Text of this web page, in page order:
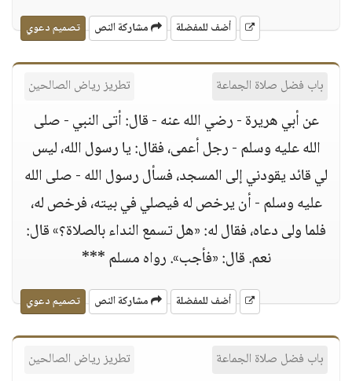
أضف للمفضلة مشاركة النص تصميم دعوي
باب فضل صلاة الجماعة تطريز رياض الصالحين
عن أبي هريرة - رضي الله عنه - قال: أتى النبي - صلى
الله عليه وسلم - رجل أعمى، فقال: يا رسول الله، ليس
لي قائد يقودني إلى المسجد، فسأل رسول الله - صلى الله
عليه وسلم - أن يرخص له فيصلي في بيته، فرخص له،
فلما ولى دعاه، فقال له: «هل تسمع النداء بالصلاة؟» قال:
نعم. قال: «فأجب». رواه مسلم ***
أضف للمفضلة مشاركة النص تصميم دعوي
باب فضل صلاة الجماعة تطريز رياض الصالحين